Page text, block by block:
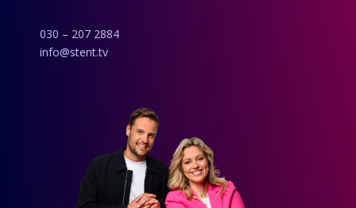
030 – 207 2884
info@stent.tv